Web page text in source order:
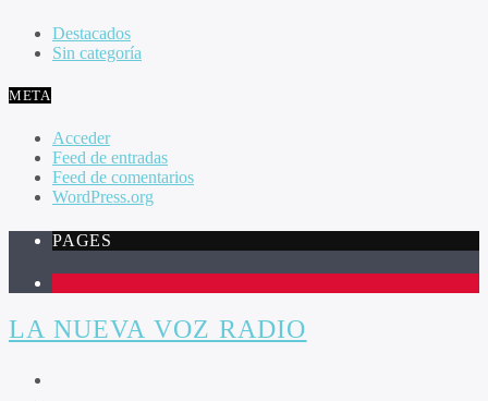
Destacados
Sin categoría
META
Acceder
Feed de entradas
Feed de comentarios
WordPress.org
PAGES
LA NUEVA VOZ RADIO